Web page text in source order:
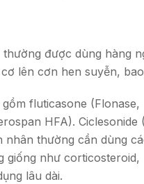
được dùng hàng
lên ​​cơn hen suyễn,
fluticasone (Flonase,
HFA). Ciclesonide
thường cần dùng
giống như
lâu dài.